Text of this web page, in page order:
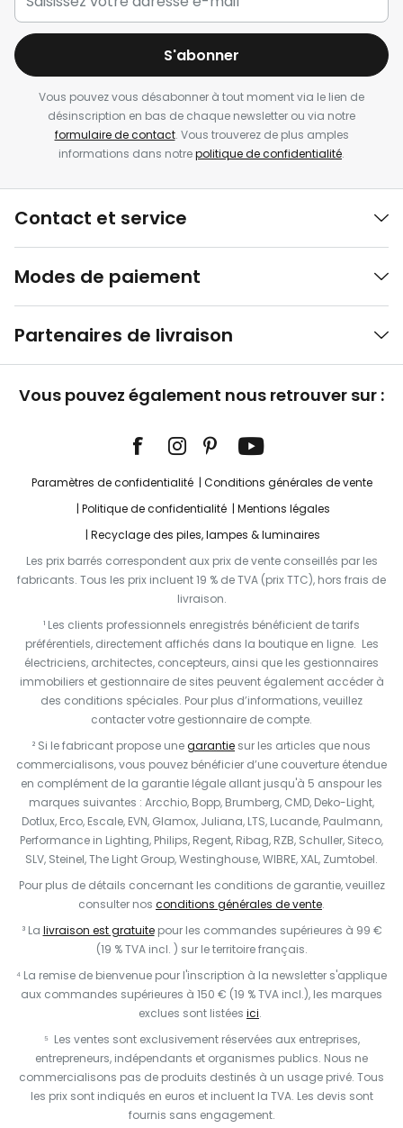
S'abonner
Vous pouvez vous désabonner à tout moment via le lien de
désinscription en bas de chaque newsletter ou via notre
formulaire de contact. Vous trouverez de plus amples
informations dans notrepolitique de confidentialité.
Contact et service
Modes de paiement
Partenaires de livraison
Vous pouvez également nous retrouver sur :
Paramètres de confidentialité
Conditions générales de vente
Politique de confidentialité
Mentions légales
Recyclage des piles, lampes & luminaires
Les prix barrés correspondent aux prix de vente conseillés par les
fabricants. Tous les prix incluent 19 % de TVA (prix TTC), hors frais de
livraison.
¹ Les clients professionnels enregistrés bénéficient de tarifs
préférentiels, directement affichés dans la boutique en ligne. Les
électriciens, architectes, concepteurs, ainsi que les gestionnaires
immobiliers et gestionnaire de sites peuvent également accéder à
des conditions spéciales. Pour plus d’informations, veuillez
contacter votre gestionnaire de compte.
² Si le fabricant propose unegarantie sur les articles que nous
commercialisons, vous pouvez bénéficier d’une couverture étendue
en complément de la garantie légale allant jusqu'à 5 anspour les
marques suivantes : Arcchio, Bopp, Brumberg, CMD, Deko-Light,
Dotlux, Erco, Escale, EVN, Glamox, Juliana, LTS, Lucande, Paulmann,
Performance in Lighting, Philips, Regent, Ribag, RZB, Schuller, Siteco,
SLV, Steinel, The Light Group, Westinghouse, WIBRE, XAL, Zumtobel.
Pour plus de détails concernant les conditions de garantie, veuillez
consulter nos conditions générales de vente.
³ La livraison est gratuitepour les commandes supérieures à 99 €
(19 % TVA incl. ) sur le territoire français.
⁴ La remise de bienvenue pour l'inscription à la newsletter s'applique
aux commandes supérieures à 150 € (19 % TVA incl.), les marques
exclues sont listées ici.
⁵ Les ventes sont exclusivement réservées aux entreprises,
entrepreneurs, indépendants et organismes publics. Nous ne
commercialisons pas de produits destinés à un usage privé. Tous
les prix sont indiqués en euros et incluent la TVA. Les devis sont
fournis sans engagement.